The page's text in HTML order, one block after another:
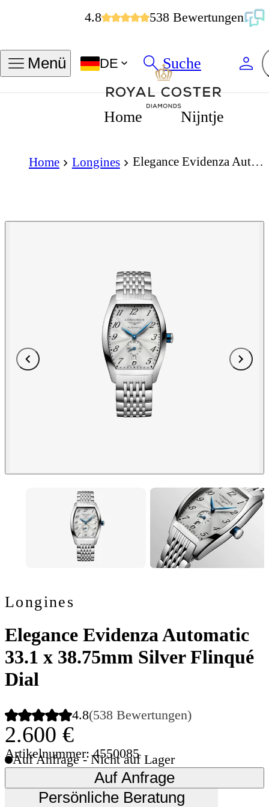
4.8 538 Bewertungen
Menü DE Suche
Home Nijntje
Home Longines Elegance Evidenza Automatic 33.1 x 38.75mm Silver Flinqué Dial
Longines
Elegance Evidenza Automatic
33.1 x 38.75mm Silver Flinqué
Dial
4.8(538 Bewertungen)
2.600 €
Artikelnummer: 4550085
Auf Anfrage - Nicht auf Lager
Auf Anfrage
Persönliche Beratung